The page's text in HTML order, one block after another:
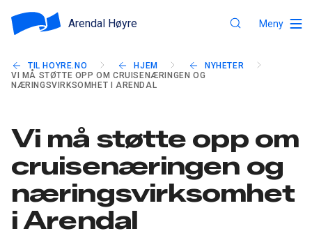
Arendal Høyre Meny
TIL HOYRE.NO HJEM
NYHETER
VI MÅ STØTTE OPP OM CRUISENÆRINGEN OG
NÆRINGSVIRKSOMHET I ARENDAL
Vi må støtte opp om
cruisenæringen og
næringsvirksomhet
i Arendal